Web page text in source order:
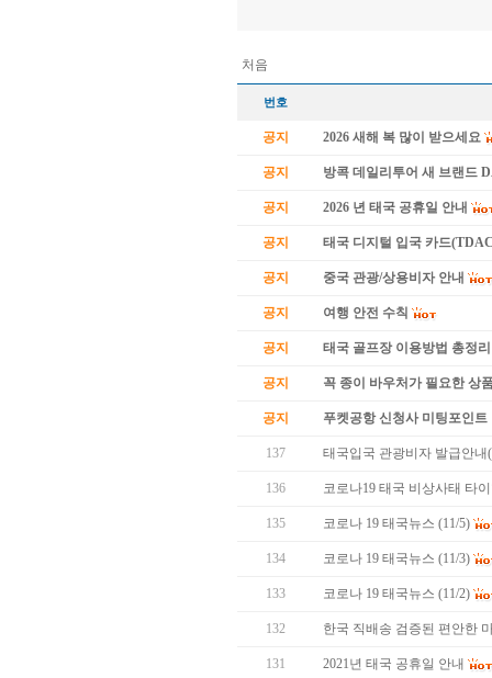
처음
번호
공지 2026 새해 복 많이 받으세요
공지 방콕 데일리투어 새 브랜드
공지 2026 년 태국 공휴일 안내
공지 태국 디지털 입국 카드
공지 중국 관광/상용비자 안내
공지 여행 안전 수칙
공지 태국 골프장 이용방법 총정리
공지 꼭 종이 바우처가 필요한 상
공지 푸켓공항 신청사 미팅포인트
137 태국입국 관광비자 발급안내
136 코로나19 태국 비상사태 타
135 코로나 19 태국뉴스 (11/5)
134 코로나 19 태국뉴스 (11/3)
133 코로나 19 태국뉴스 (11/2)
132 한국 직배송 검증된 편안한
131 2021년 태국 공휴일 안내